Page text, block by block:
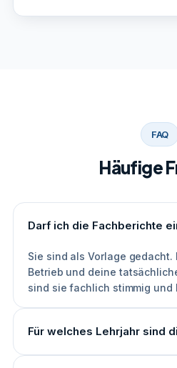
FAQ
Häufige
Darf ich die Fachberichte
Sie sind als Vorlage gedacht.
Betrieb und deine
sind sie fachlich stimmig und
Für welches Lehrjahr sind